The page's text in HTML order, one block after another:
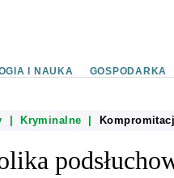
I NAUKA GOSPODARKA
Kryminalne